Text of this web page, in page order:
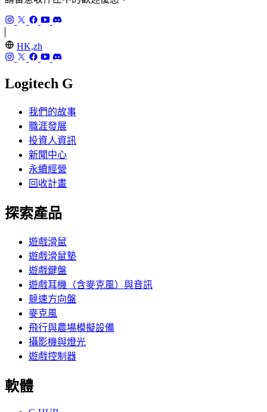
HK,zh
Logitech G
我們的故事
職涯發展
投資人資訊
新聞中心
永續經營
回收計畫
探索產品
遊戲滑鼠
遊戲滑鼠墊
遊戲鍵盤
遊戲耳機（含麥克風）與音訊
競速方向盤
麥克風
飛行與農場模擬設備
攝影機與燈光
遊戲控制器
軟體